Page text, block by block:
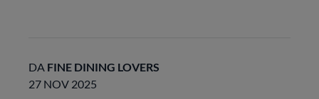
DA FINE DINING LOVERS
27 NOV 2025